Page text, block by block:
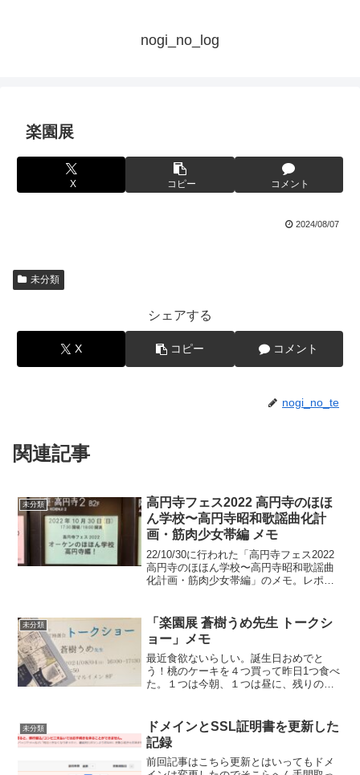
nogi_no_log
楽園展
X コピー コメント
2024/08/07
未分類
シェアする
X コピー コメント
nogi_no_te
関連記事
未分類
高円寺フェス2022 高円寺のほほ
ん学校〜高円寺昭和歌謡曲化計
画・筋肉少女帯編 メモ
22/10/30に行われた「高円寺フェス2022
高円寺のほほん学校〜高円寺昭和歌謡曲
化計画・筋肉少女帯編」のメモ。レポで
円寺フェスでやるのももう10回目ぐら
い。10回...
未分類
「楽園展 蒼樹うめ先生 トークシ
ョー」メモ
最近食欲ないらしい。誕生日おめでと
う！桃のケーキを４つ買って昨日1つ食べ
た。１つは今朝、１つは昼に、残りの１
められない。仕事の切り替えに時間がか
かる。イラスト仕事の『ま...
未分類
ドメインとSSL証明書を更新した
記録
前回記事はこちら更新とはいってもドメ